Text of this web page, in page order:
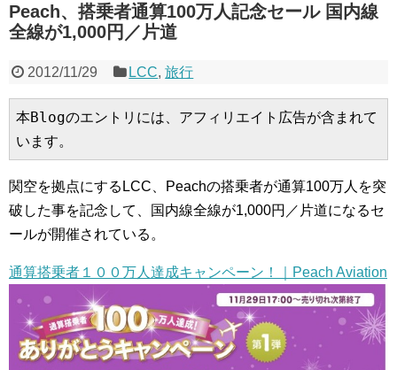
Peach、搭乗者通算100万人記念セール 国内線
全線が1,000円／片道
2012/11/29 LCC,旅行
本Blogのエントリには、アフィリエイト広告が含まれて
います。
関空を拠点にするLCC、Peachの搭乗者が通算100万人を突
破した事を記念して、国内線全線が1,000円／片道になるセ
ールが開催されている。
通算搭乗者１００万人達成キャンペーン！｜Peach Aviation